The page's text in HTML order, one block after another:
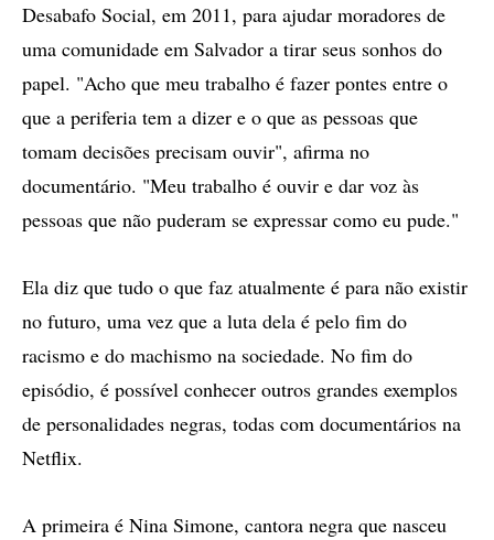
Desabafo Social, em 2011, para ajudar moradores de
uma comunidade em Salvador a tirar seus sonhos do
papel. "Acho que meu trabalho é fazer pontes entre o
que a periferia tem a dizer e o que as pessoas que
tomam decisões precisam ouvir", afirma no
documentário. "Meu trabalho é ouvir e dar voz às
pessoas que não puderam se expressar como eu pude."
Ela diz que tudo o que faz atualmente é para não existir
no futuro, uma vez que a luta dela é pelo fim do
racismo e do machismo na sociedade. No fim do
episódio, é possível conhecer outros grandes exemplos
de personalidades negras, todas com documentários na
Netflix.
A primeira é Nina Simone, cantora negra que nasceu